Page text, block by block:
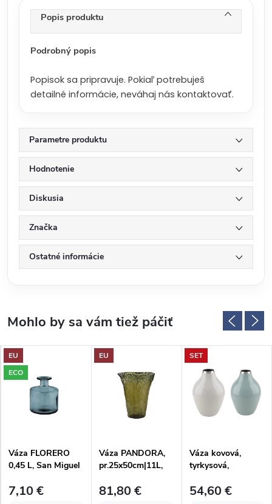
Popis produktu
Podrobný popis
Popisok sa pripravuje. Pokiaľ potrebuješ
detailné informácie, neváhaj nás kontaktovať.
Parametre produktu
Hodnotenie
Diskusia
Značka
Ostatné informácie
EU
ECO
Váza FLORERO
0,45 L, San Miguel
7,10 €
EU
Váza PANDORA,
pr.25x50cm|11L,
Miguel
81,80 €
SET
Váza kovová,
tyrkysová,
54,60 €